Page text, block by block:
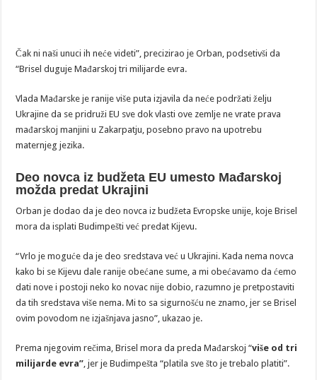
Čak ni naši unuci ih neće videti”, precizirao je Orban, podsetivši da
“Brisel duguje Mađarskoj tri milijarde evra.
Vlada Mađarske je ranije više puta izjavila da neće podržati želju
Ukrajine da se pridruži EU sve dok vlasti ove zemlje ne vrate prava
mađarskoj manjini u Zakarpatju, posebno pravo na upotrebu
maternjeg jezika.
Deo novca iz budžeta EU umesto Mađarskoj
možda predat Ukrajini
Orban je dodao da je deo novca iz budžeta Evropske unije, koje Brisel
mora da isplati Budimpešti već predat Kijevu.
“Vrlo je moguće da je deo sredstava već u Ukrajini. Kada nema novca
kako bi se Kijevu dale ranije obećane sume, a mi obećavamo da ćemo
dati nove i postoji neko ko novac nije dobio, razumno je pretpostaviti
da tih sredstava više nema. Mi to sa sigurnošću ne znamo, jer se Brisel
ovim povodom ne izjašnjava jasno”, ukazao je.
Prema njegovim rečima, Brisel mora da preda Mađarskoj “više od tri
milijarde evra”, jer je Budimpešta “platila sve što je trebalo platiti”.